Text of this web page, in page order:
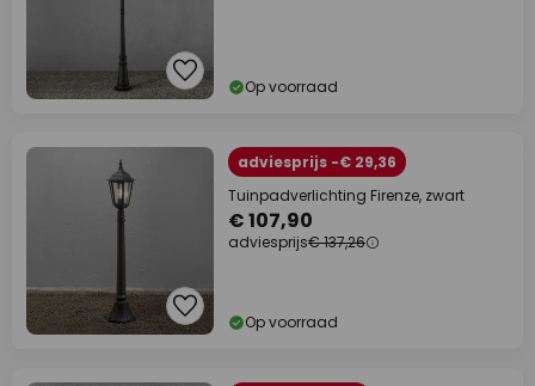
Op voorraad
adviesprijs -€ 29,36
Tuinpadverlichting Firenze, zwart
€ 107,90
adviesprijs€ 137,26
Op voorraad